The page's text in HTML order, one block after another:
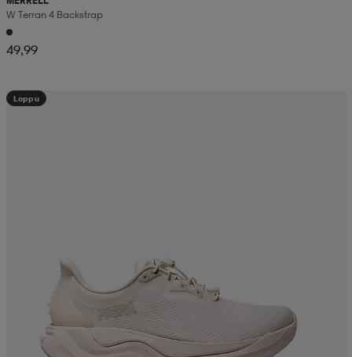
W Terran 4 Backstrap
49,99
Loppu